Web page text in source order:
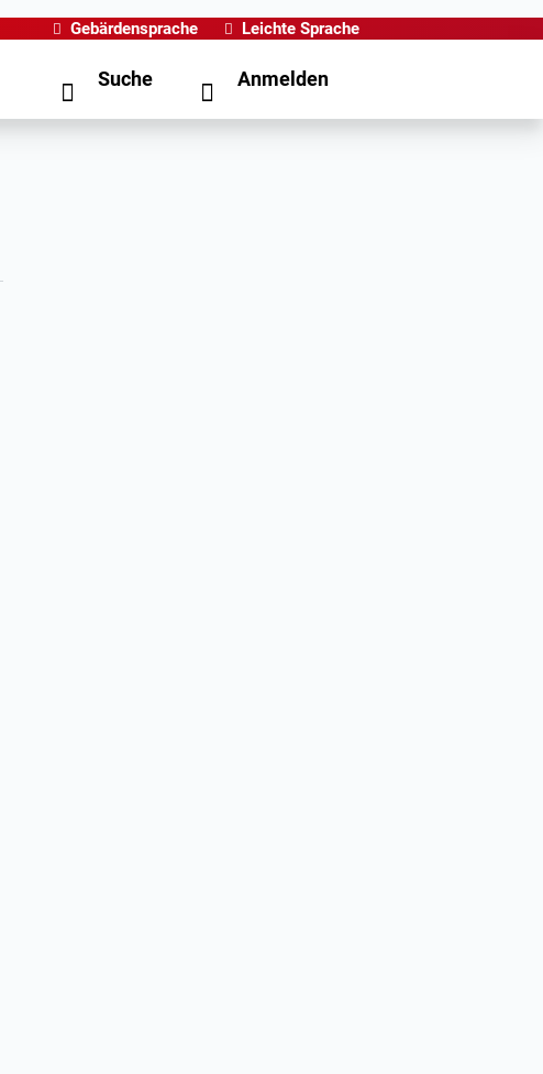
Gebärdensprache Leichte Sprache
Suche Anmelden